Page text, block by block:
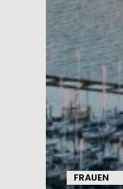
FRAUEN